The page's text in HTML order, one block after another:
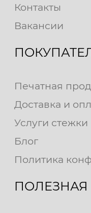
Контакты
Вакансии
Печатная
Доставка и
Услуги стежки
Блог
Политика